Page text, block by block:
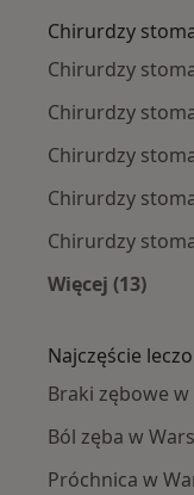
Chirurdzy
Chirurdzy
Chirurdzy
Chirurdzy
Chirurdzy
Chirurdzy
Więcej (13)
Najczęście
Braki zębowe
Ból zęba w
Próchnica w